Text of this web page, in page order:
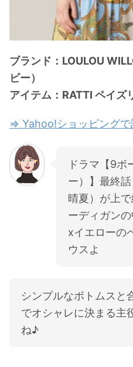
ブランド：LOULOU
ビー）
アイテム：RATTI ペイズ
⇒ Yahoo!ショッピング
ドラマ【9ボ
ー）】最終
晴夏）が上
ーディガン
xイエローの
ウスよ
シンプルなボトムスと
でオシャレに決まる主
ね♪